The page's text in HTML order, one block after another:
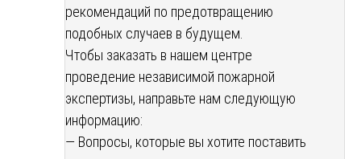
рекомендаций по предотвращению
подобных случаев в будущем.
Чтобы заказать в нашем центре
проведение независимой пожарной
экспертизы, направьте нам следующую
информацию:
— Вопросы, которые вы хотите поставить